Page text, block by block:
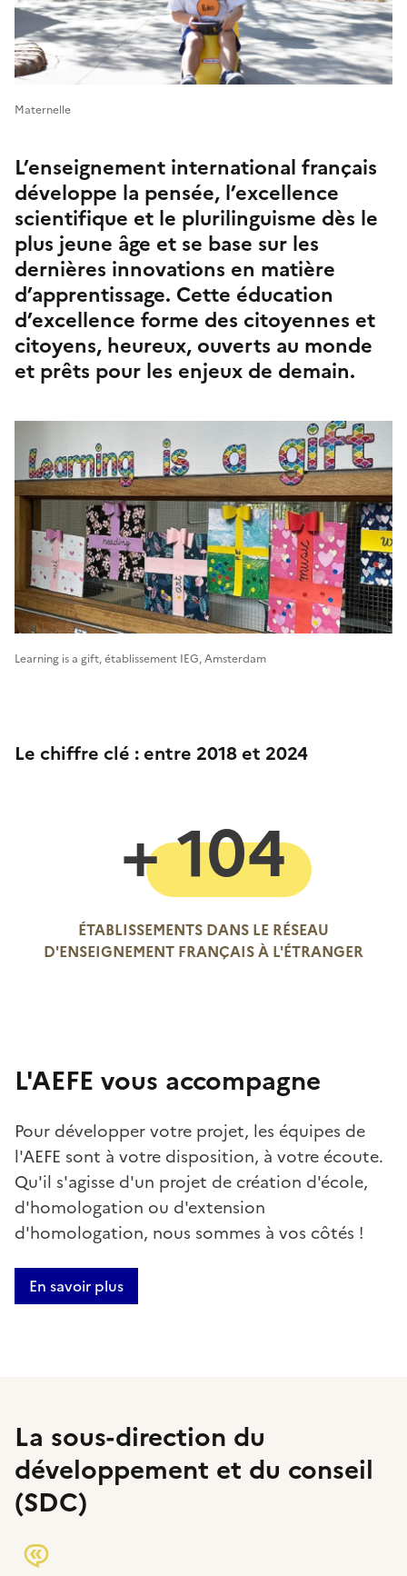
Le chiffre clé : entre 2018 et 2024
ÉTABLISSEMENTS DANS LE RÉSEAU
D'ENSEIGNEMENT FRANÇAIS À L'ÉTRANGER
+ 104
L'AEFE vous accompagne
Pour développer votre projet, les équipes de
l'AEFE sont à votre disposition, à votre écoute.
Qu'il s'agisse d'un projet de création d'école,
d'homologation ou d'extension
d'homologation, nous sommes à vos côtés !
En savoir plus
La sous-direction du
développement et du conseil
(SDC)
Maternelle
L’enseignement international français
développe la pensée, l’excellence
scientifique et le plurilinguisme dès le
plus jeune âge et se base sur les
dernières innovations en matière
d’apprentissage. Cette éducation
d’excellence forme des citoyennes et
citoyens, heureux, ouverts au monde
et prêts pour les enjeux de demain.
Learning is a gift, établissement IEG, Amsterdam